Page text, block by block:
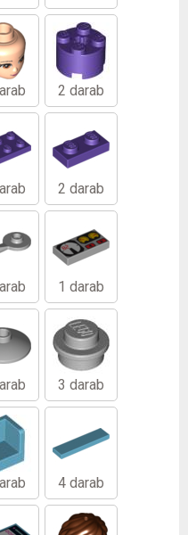
2 darab
2 darab
1 darab
3 darab
4 darab